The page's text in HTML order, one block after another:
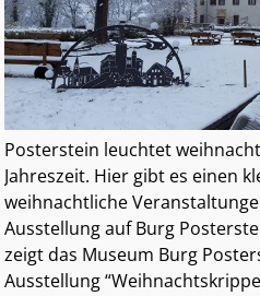
Posterstein leuchtet
Jahreszeit. Hier gibt es einen
weihnachtliche
Ausstellung auf Burg
zeigt das Museum Burg
Ausstellung